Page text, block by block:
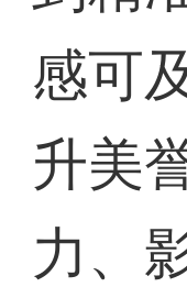
感可
升美
力、